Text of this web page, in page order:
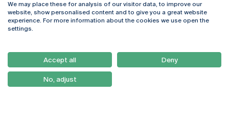
Rua Diogo Botelho 1327
4169-005 Porto
+351 226 196 240
Campus Online
Webmail
Como Chegar
Newsletter
We may place these for analysis of our visitor data, to improve our
website, show personalised content and to give you a great website
experience. For more information about the cookies we use open the
settings.
Accept all Deny
No, adjust